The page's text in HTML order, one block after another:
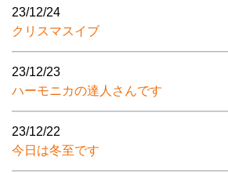
23/12/24
クリスマスイブ
23/12/23
ハーモニカの達人さんです
23/12/22
今日は冬至です